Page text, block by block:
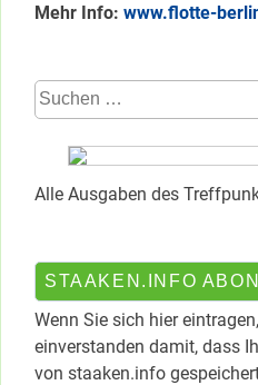
Mehr Info: www.flotte-
Suchen
nach:
Alle Ausgaben des
STAAKEN.INFO
Wenn Sie sich hier
einverstanden damit, dass
von staaken.info